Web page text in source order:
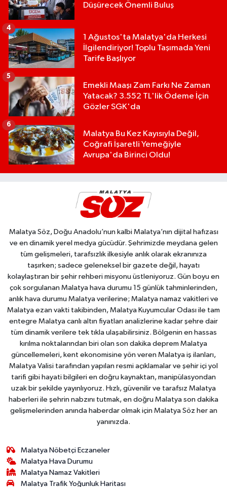
Düşürecek Önemli Buluş
1 Ağustos'ta Malatya'da Herkesi
İlgilendiriyor! Toplu Taşımada Yeni
Tarife Başlıyor
4
Emekli Maaşı Zam Farkı Ne Zaman
Yatacak? 3.552 TL'lik Ödeme İçin
Gözler SGK'da
5
Malatya Bu Kez Kayısıyla Değil,
Coğrafi İşaretli Yemeğiyle
Avrupa'da Birinci Oldu!
6
Malatya Söz, Doğu Anadolu’nun kalbi Malatya’nın dijital hafızası
ve en dinamik yerel medya gücüdür. Şehrimizde meydana gelen
tüm gelişmeleri, tarafsızlık ilkesiyle anlık olarak ekranınıza
taşırken; sadece geleneksel bir gazete değil, hayatı
kolaylaştıran bir şehir rehberi misyonu üstleniyoruz. Gün boyu en
çok sorgulanan Malatya hava durumu 15 günlük tahminlerinden,
anlık hava durumu Malatya verilerine; Malatya namaz vakitleri ve
Malatya ezan vakti takibinden, Malatya Kuyumcular Odası ile tam
entegre Malatya canlı altın fiyatları analizlerine kadar şehre dair
tüm dinamik verilere tek tıkla ulaşabilirsiniz. Bölgenin en hassas
kırılma noktalarından biri olan son dakika deprem Malatya
güncellemeleri, kent ekonomisine yön veren Malatya iş ilanları,
Malatya Valisi tarafından yapılan resmi açıklamalar ve şehir içi yol
tarifi gibi hayati bilgileri en doğru kaynaktan, manipülasyondan
uzak bir şekilde yayınlıyoruz. Hızlı, güvenilir ve tarafsız Malatya
haberleri ile şehrin nabzını tutmak, en doğru Malatya son dakika
gelişmelerinden anında haberdar olmak için Malatya Söz her an
yanınızda.
Malatya Nöbetçi Eczaneler
Malatya Hava Durumu
Malatya Namaz Vakitleri
Malatya Trafik Yoğunluk Haritası